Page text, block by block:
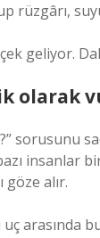
rüzgârı,
geliyor.
olarak
sorusunu
insanlar
alır.
arasında